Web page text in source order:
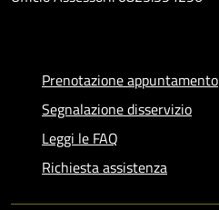
Prenotazione appuntamento
Segnalazione disservizio
Leggi le FAQ
Richiesta assistenza